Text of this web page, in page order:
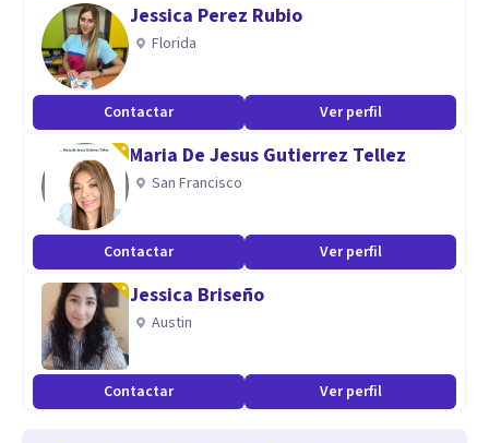
- Proactiva
Aptitudes
Máster oficial en psicología jurídica y forense, intervención
social y psicología del trabajo
Jessica Perez Rubio
Florida
Contactar Ver perfil
Maria De Jesus Gutierrez Tellez
San Francisco
Contactar Ver perfil
Jessica Briseño
Austin
Contactar Ver perfil